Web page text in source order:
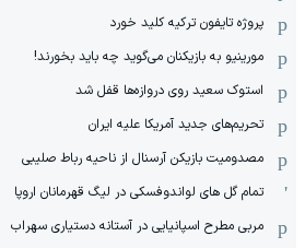
پروژه تایفون ترکیه کلید خورد
مورینیو به بازیکنان می‌گوید چه باید بخورند!
استوک سعید روی دروازه‌ها قفل شد
تحریم‌های جدید آمریکا علیه ایران
مصدومیت بازیکن آرسنال از ناحیه رباط صلیبی
تمام گل های لواندوفسکی در لیگ قهرمانان اروپا
مربی مطرح اسپانیایی در آستانه دستیاری سهراب